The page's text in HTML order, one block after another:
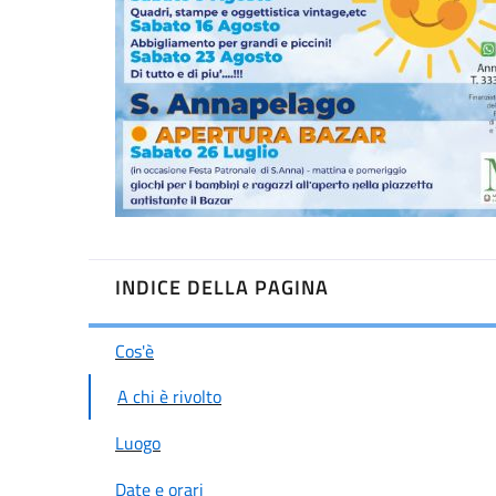
INDICE DELLA PAGINA
Cos'è
A chi è rivolto
Luogo
Date e orari